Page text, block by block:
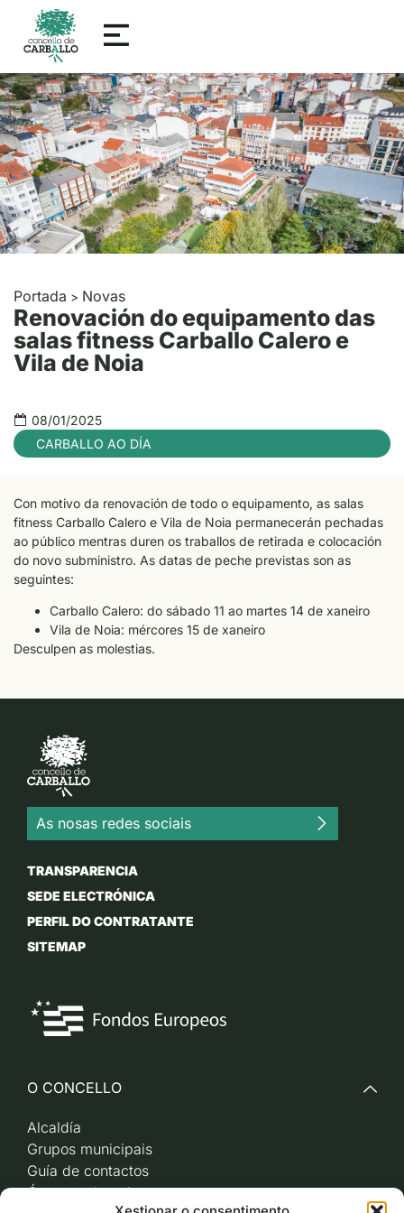
Portada > Novas
Renovación do equipamento das
salas fitness Carballo Calero e
Vila de Noia
08/01/2025
CARBALLO AO DÍA
Con motivo da renovación de todo o equipamento, as salas
fitness Carballo Calero e Vila de Noia permanecerán pechadas
ao público mentras duren os traballos de retirada e colocación
do novo subministro. As datas de peche previstas son as
seguintes:
Carballo Calero: do sábado 11 ao martes 14 de xaneiro
Vila de Noia: mércores 15 de xaneiro
Desculpen as molestias.
As nosas redes sociais
TRANSPARENCIA
SEDE ELECTRÓNICA
PERFIL DO CONTRATANTE
SITEMAP
O CONCELLO
Alcaldía
Grupos municipais
Guía de contactos
Órganos de goberno